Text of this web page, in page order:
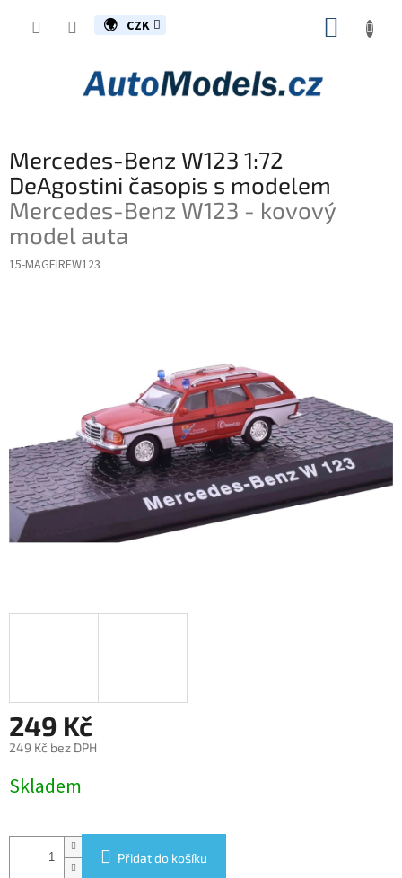
CZK
Mercedes-Benz W123 1:72
DeAgostini časopis s modelem
Mercedes-Benz W123 - kovový
model auta
15-MAGFIREW123
249 Kč
249 Kč bez DPH
cena:
Skladem
Přidat do košíku